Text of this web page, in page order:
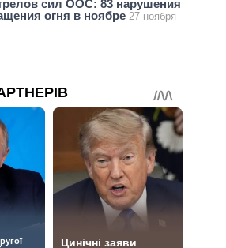
сил ООС: 83 нарушения
огня в ноябре 27 ноября